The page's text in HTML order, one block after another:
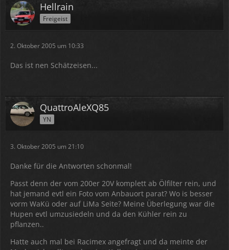
Hellrain
Freigeist
2. Oktober 2005 um 10:33
Das ist nen Schätzeisen...
QuattroAleXQ85
YN
3. Oktober 2005 um 21:10
Danke für die Antworten schonmal!
Passt denn der vom 200er 20V komplett ab Ölfilter rein, und
hat jemand evtl ein Foto vom Anbauort parat? Wo is besser
vorm WaKü oder auf LiMa Seite? Meine Überlegung war die
Hupen evtl umzusiedeln und da den Kühler rein zu
pflanzen..
Hatte auch mal bei Racimex angefragt und da meinte der